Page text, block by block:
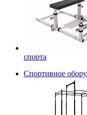
спорта
Спортивное